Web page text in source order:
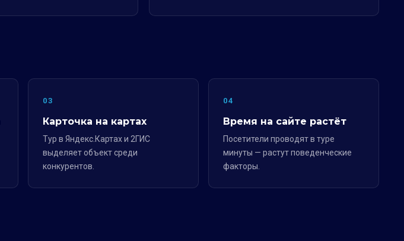
03
Карточка на картах
Тур в Яндекс.Картах и 2ГИС
выделяет объект среди
конкурентов.
04
Время на сайте растёт
Посетители проводят в туре
минуты — растут поведенческие
факторы.